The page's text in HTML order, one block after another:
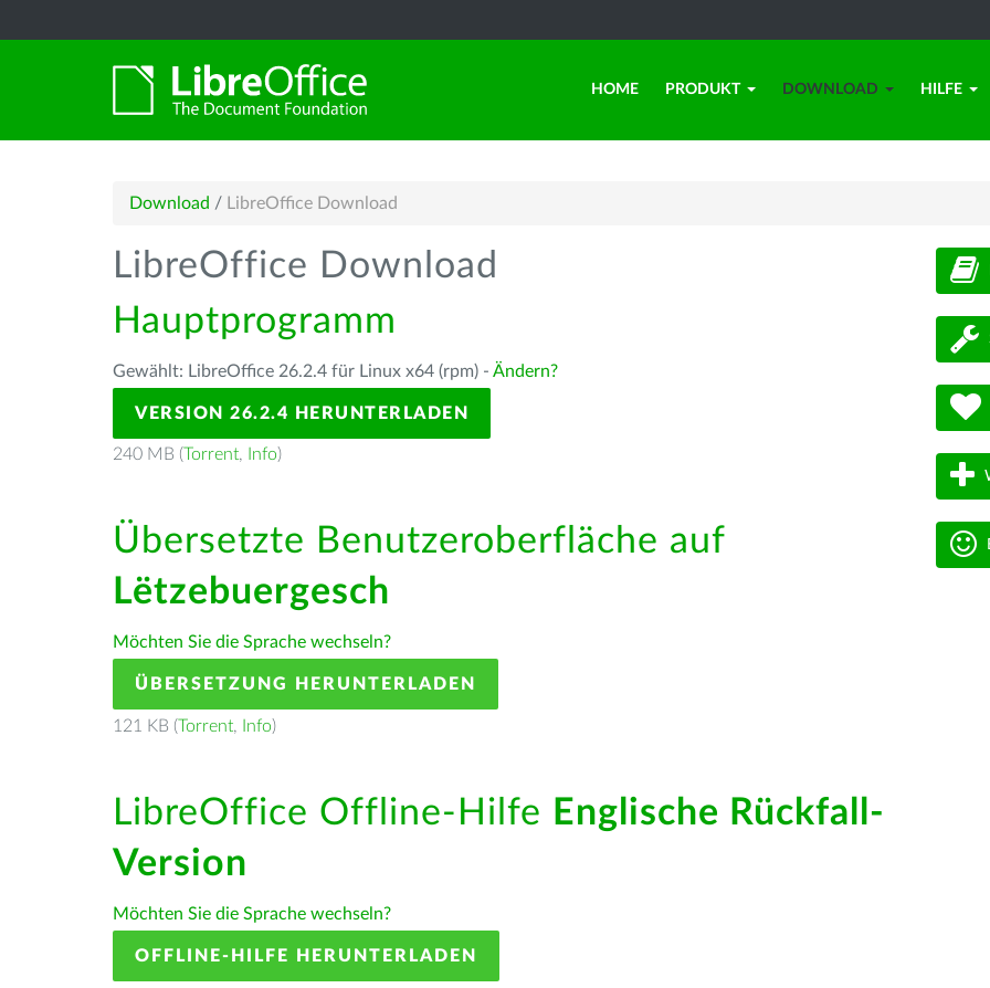
HOME PRODUKT DOWNLOAD HILFE
Download / LibreOffice Download
LibreOffice Download
Hauptprogramm
Gewählt: LibreOffice 26.2.4 für Linux x64 (rpm) - Ändern?
VERSION 26.2.4 HERUNTERLADEN
240 MB (Torrent, Info)
Übersetzte Benutzeroberfläche auf
Lëtzebuergesch
Möchten Sie die Sprache wechseln?
ÜBERSETZUNG HERUNTERLADEN
121 KB (Torrent, Info)
LibreOffice Offline-Hilfe Englische Rückfall-
Version
Möchten Sie die Sprache wechseln?
OFFLINE-HILFE HERUNTERLADEN